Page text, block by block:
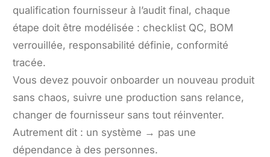
qualification fournisseur à l’audit final, chaque
étape doit être modélisée : checklist QC, BOM
verrouillée, responsabilité définie, conformité
tracée.
Vous devez pouvoir onboarder un nouveau produit
sans chaos, suivre une production sans relance,
changer de fournisseur sans tout réinventer.
Autrement dit : un système → pas une
dépendance à des personnes.